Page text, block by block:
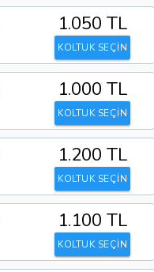
1.050 TL
KOLTUK SEÇİN
1.000 TL
KOLTUK SEÇİN
1.200 TL
KOLTUK SEÇİN
1.100 TL
KOLTUK SEÇİN